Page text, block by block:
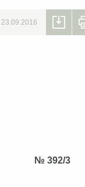
23.09.2016
392/3